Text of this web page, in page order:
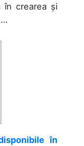
în crearea și
în